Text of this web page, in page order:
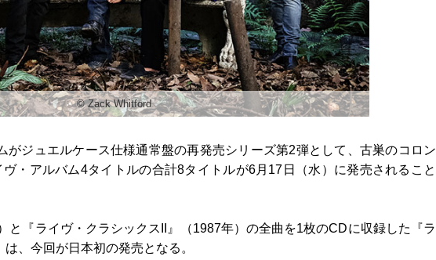
©︎ Zack Whitford
がジュエルケース仕様通常盤の再発売シリーズ第2弾として、古巣のコロン
・アルバム4タイトルの合計8タイトルが6月17日（水）に発売されること
と『ライヴ・クラシックスII』（1987年）の全曲を1枚のCDに収録した『ラ
、今回が日本初の発売となる。